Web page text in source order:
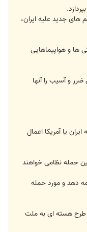
جدید علیه ایران،
ها و هواپیماهایی
و آسیب را آنها
یا آمریکا اعمال
حمله نظامی خواهند
دهد و مورد حمله
طرح هسته ای به ملت